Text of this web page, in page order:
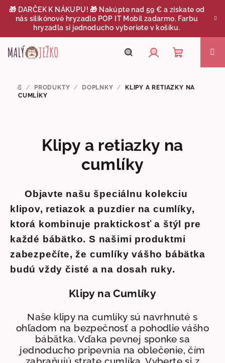
Prejsť
🎁 DARČEK K NÁKUPU! 🎁 Nakúpte nad 59 € a získate od
nás silikónové hryzadlo POP IT Mobil zadarmo. Farbu
hryzadla si jednoducho vyberiete v košíku.
Nákupný
DOMOV
/ PRODUKTY / DOPLNKY /
KLIPY A RETIAZKY NA
CUMLÍKY
Klipy a retiazky na
cumlíky
Objavte našu špeciálnu kolekciu
klipov, retiazok a puzdier na cumlíky,
ktorá kombinuje praktickosť a štýl pre
každé bábätko. S našimi produktmi
zabezpečíte, že cumlíky vášho bábätka
budú vždy čisté a na dosah ruky.
Klipy na Cumlíky
Naše klipy na cumlíky sú navrhnuté s
ohľadom na bezpečnosť a pohodlie vášho
bábätka. Vďaka pevnej sponke sa
jednoducho pripevnia na oblečenie, čím